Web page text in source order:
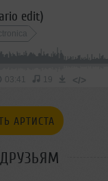
edit)
03:41 19 </>
АРТИСТА